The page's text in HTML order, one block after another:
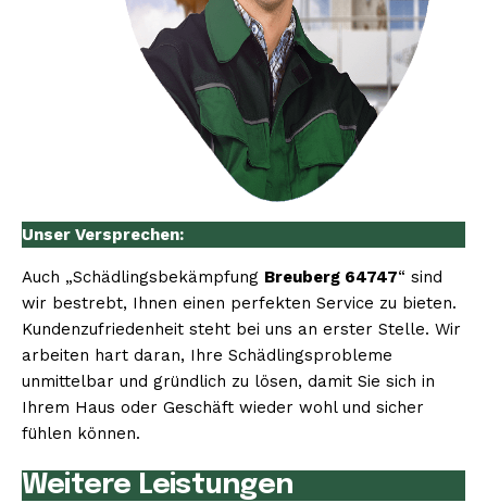
Unser Versprechen:
Auch „Schädlingsbekämpfung Breuberg 64747“ sind
wir bestrebt, Ihnen einen perfekten Service zu bieten.
Kundenzufriedenheit steht bei uns an erster Stelle. Wir
arbeiten hart daran, Ihre Schädlingsprobleme
unmittelbar und gründlich zu lösen, damit Sie sich in
Ihrem Haus oder Geschäft wieder wohl und sicher
fühlen können.
Weitere Leistungen